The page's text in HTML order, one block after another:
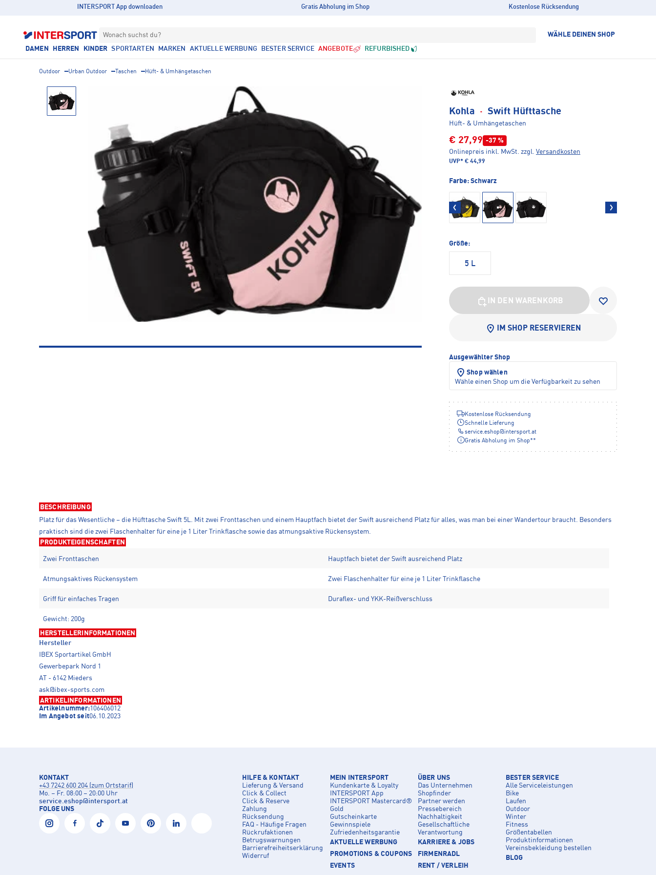
INTERSPORT App downloaden Gratis Abholung im Shop Kostenlose Rücksendung
Wonach suchst du? WÄHLE DEINEN SHOP
DAMEN HERREN KINDER SPORTARTEN MARKEN AKTUELLE WERBUNG BESTER SERVICE ANGEBOTE REFURBISHED
Outdoor Urban Outdoor Taschen Hüft- & Umhängetaschen
Kohla · Swift Hüfttasche
Hüft- & Umhängetaschen
€ 27,99 -37 %
Onlinepreis inkl. MwSt. zzgl. Versandkosten
UVP* € 44,99
Farbe: Schwarz
Größe:
5 L
IN DEN WARENKORB
IM SHOP RESERVIEREN
Ausgewählter Shop
Shop wählen
Wähle einen Shop um die Verfügbarkeit zu sehen
Kostenlose Rücksendung
Schnelle Lieferung
service.eshop@intersport.at
Gratis Abholung im Shop**
BESCHREIBUNG
Platz für das Wesentliche – die Hüfttasche Swift 5L. Mit zwei Fronttaschen und einem Hauptfach bietet der Swift ausreichend Platz für alles, was man bei einer Wandertour braucht. Besonders
praktisch sind die zwei Flaschenhalter für eine je 1 Liter Trinkflasche sowie das atmungsaktive Rückensystem.
PRODUKTEIGENSCHAFTEN
Zwei Fronttaschen Hauptfach bietet der Swift ausreichend Platz
Atmungsaktives Rückensystem Zwei Flaschenhalter für eine je 1 Liter Trinkflasche
Griff für einfaches Tragen Duraflex- und YKK-Reißverschluss
Gewicht: 200g
HERSTELLERINFORMATIONEN
Hersteller
IBEX Sportartikel GmbH
Gewerbepark Nord 1
AT - 6142 Mieders
ask@ibex-sports.com
ARTIKELINFORMATIONEN
Artikelnummer:106406012
Im Angebot seit06.10.2023
KONTAKT
+43 7242 600 204 (zum Ortstarif)
Mo. – Fr. 08:00 – 20:00 Uhr
service.eshop@intersport.at
FOLGE UNS
HILFE & KONTAKT
Lieferung & Versand
Click & Collect
Click & Reserve
Zahlung
Rücksendung
FAQ - Häufige Fragen
Rückrufaktionen
Betrugswarnungen
Barrierefreiheitserklärung
Widerruf
MEIN INTERSPORT
Kundenkarte & Loyalty
INTERSPORT App
INTERSPORT Mastercard®
Gold
Gutscheinkarte
Gewinnspiele
Zufriedenheitsgarantie
AKTUELLE WERBUNG
PROMOTIONS & COUPONS
EVENTS
ÜBER UNS
Das Unternehmen
Shopfinder
Partner werden
Pressebereich
Nachhaltigkeit
Gesellschaftliche
Verantwortung
KARRIERE & JOBS
FIRMENRADL
RENT / VERLEIH
BESTER SERVICE
Alle Serviceleistungen
Bike
Laufen
Outdoor
Winter
Fitness
Größentabellen
Produktinformationen
Vereinsbekleidung bestellen
BLOG